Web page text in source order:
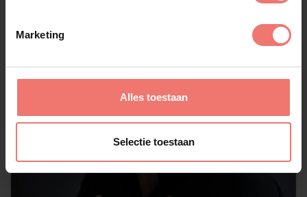
Marketing
Alles toestaan
Selectie toestaan